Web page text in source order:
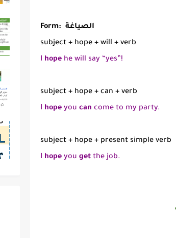
Form: الصياغة
subject + hope + will + verb
I hope he will say “yes”!
subject + hope + can + verb
I hope you can come to my party.
subject + hope + present simple verb
I hope you get the job.